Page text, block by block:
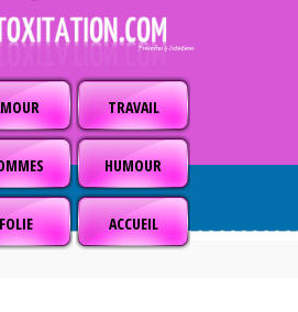
TRAVAIL
HUMOUR
FOLIE ACCUEIL